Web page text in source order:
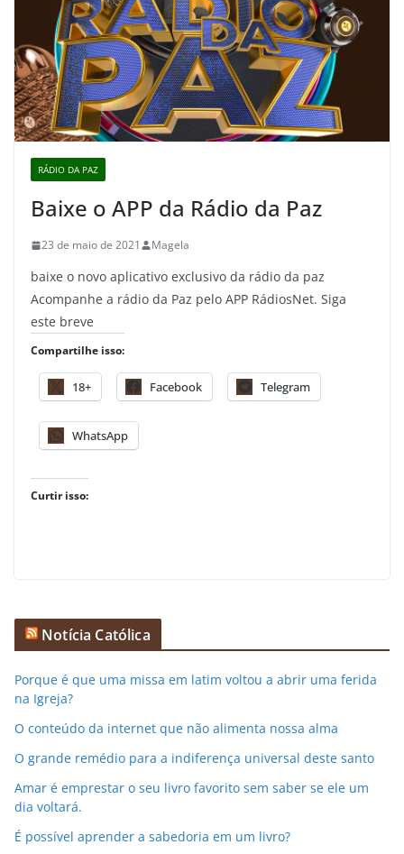
RÁDIO DA PAZ
Baixe o APP da Rádio da Paz
23 de maio de 2021 Magela
baixe o novo aplicativo exclusivo da rádio da paz
Acompanhe a rádio da Paz pelo APP RádiosNet. Siga
este breve
Compartilhe isso:
18+ Facebook Telegram
WhatsApp
Curtir isso:
Notícia Católica
Porque é que uma missa em latim voltou a abrir uma ferida
na Igreja?
O conteúdo da internet que não alimenta nossa alma
O grande remédio para a indiferença universal deste santo
Amar é emprestar o seu livro favorito sem saber se ele um
dia voltará.
É possível aprender a sabedoria em um livro?